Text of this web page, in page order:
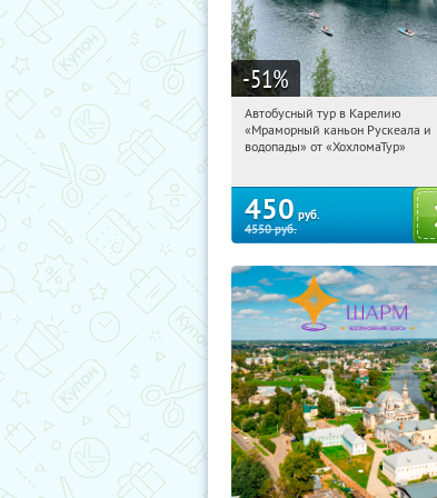
-51%
10:50:46 Купили:
Сенная площадь
Автобусный тур в Карелию
«Мраморный каньон Рускеала и
водопады» от «ХохломаТур»
450 руб.
4550руб.